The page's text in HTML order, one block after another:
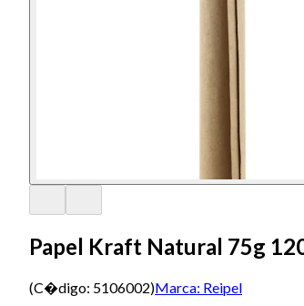
Papel Kraft Natural 75g
(C�digo: 5106002)Marca: Reipel